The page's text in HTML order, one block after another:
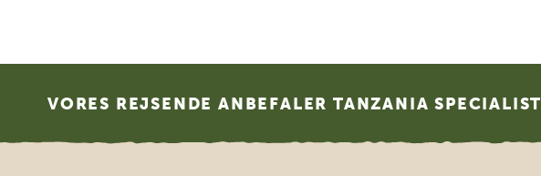
VORES REJSENDE ANBEFALER TANZANIA SPECIALIST